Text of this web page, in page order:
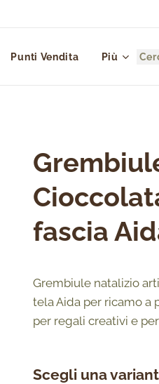
Punti Vendita Più
fascia
Grembiule natalizio
tela Aida per ricamo a
per regali creativi e
Scegli una